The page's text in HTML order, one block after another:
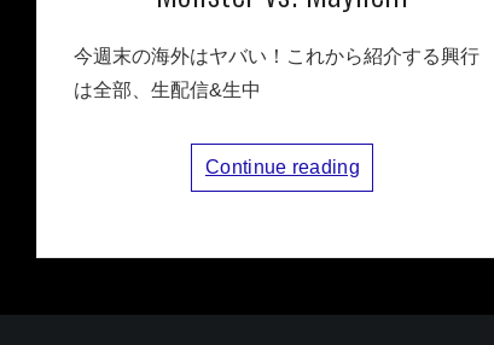
今週末の海外はヤバい！これから紹介する興行
は全部、生配信&生中
Continue reading